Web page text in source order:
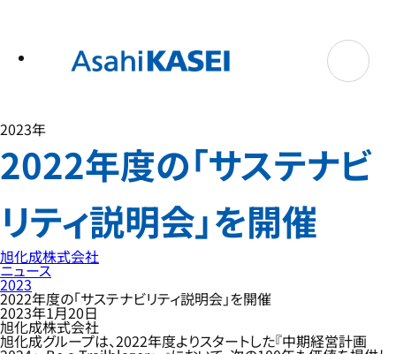
2023年
2022年度の「サステナビ
リティ説明会」を開催
旭化成株式会社
ニュース
2023
2022年度の「サステナビリティ説明会」を開催
2023年1月20日
旭化成株式会社
旭化成グループは、2022年度よりスタートした『中期経営計画